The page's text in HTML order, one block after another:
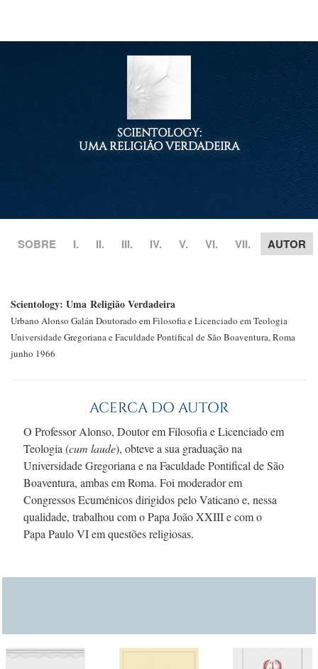
SCIENTOLOGY:
UMA RELIGIÃO VERDADEIRA
SOBRE I. II. III. IV. V. VI. VII. AUTOR
Scientology: Uma Religião Verdadeira
Urbano Alonso Galán Doutorado em Filosofiae Licenciado em Teologia
Universidade Gregoriana eFaculdade Pontifical de São Boaventura, Roma
junho 1966
ACERCA DO AUTOR
O Professor Alonso, Doutor em Filosofia e Licenciado em
Teologia (cum laude), obteve a sua graduação na
Universidade Gregoriana e na Faculdade Pontifical de São
Boaventura, ambas em Roma. Foi moderador em
Congressos Ecuménicos dirigidos pelo Vaticano e, nessa
qualidade, trabalhou com oPapa João XXIIIe com o
Papa Paulo VIem questões religiosas.